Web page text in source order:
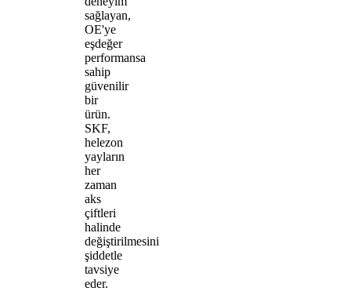
sağlayan,
OE'ye
eşdeğer
performansa
sahip
güvenilir
bir
ürün.
SKF,
helezon
yayların
her
zaman
aks
çiftleri
halinde
değiştirilmesini
şiddetle
tavsiye
eder.